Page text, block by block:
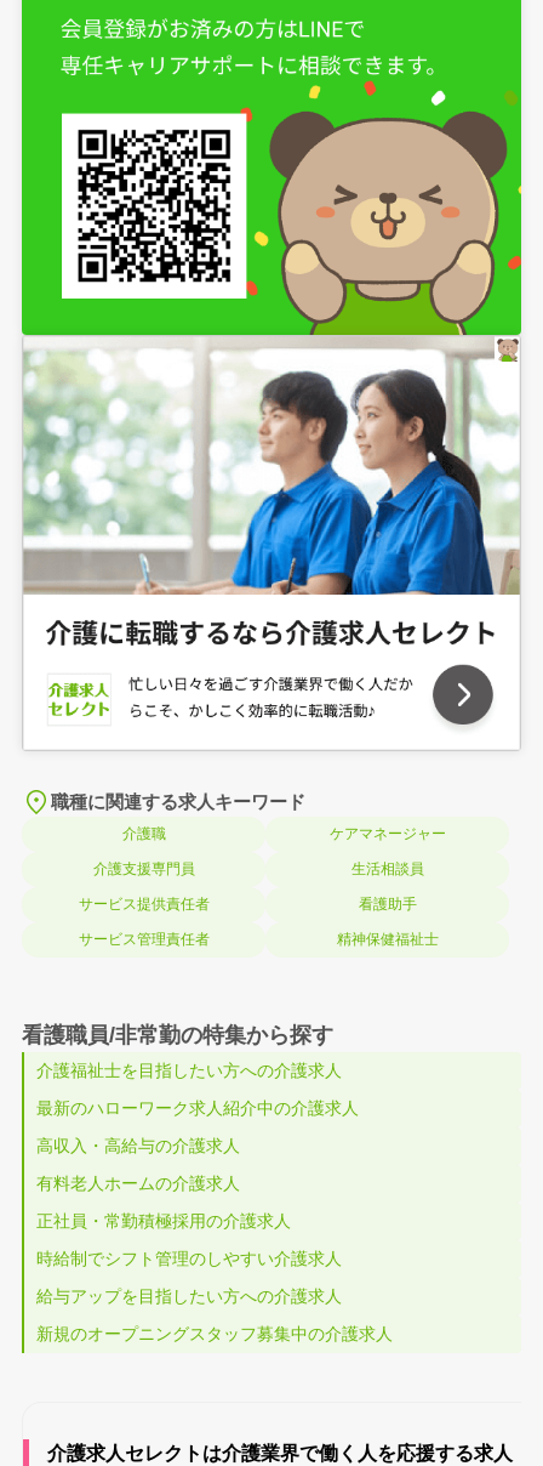
職種に関連する求人キーワード
介護職 ケアマネージャー
介護支援専門員 生活相談員
サービス提供責任者 看護助手
サービス管理責任者 精神保健福祉士
看護職員/非常勤の特集から探す
介護福祉士を目指したい方への介護求人
最新のハローワーク求人紹介中の介護求人
高収入・高給与の介護求人
有料老人ホームの介護求人
正社員・常勤積極採用の介護求人
時給制でシフト管理のしやすい介護求人
給与アップを目指したい方への介護求人
新規のオープニングスタッフ募集中の介護求人
介護求人セレクトは介護業界で働く人を応援する求人